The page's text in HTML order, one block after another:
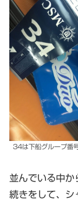
34は下船グループ番
並んでいる中か
続きをして、シ